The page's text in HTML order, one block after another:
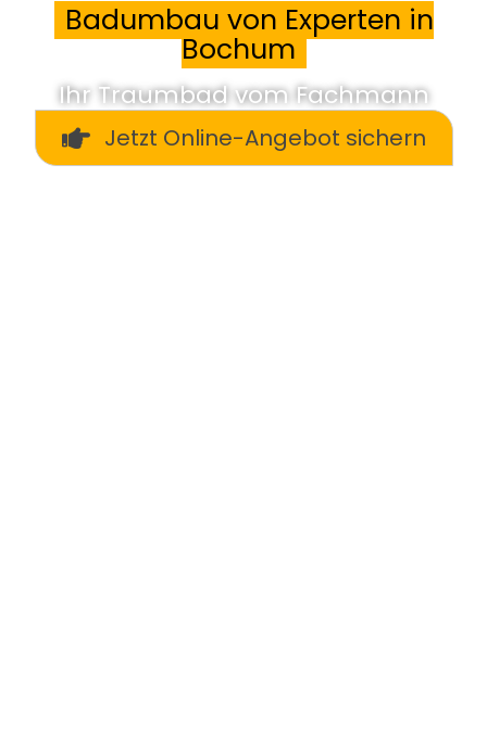
Badumbau von Experten in
Bochum
Ihr Traumbad vom Fachmann
Jetzt Online-Angebot sichern